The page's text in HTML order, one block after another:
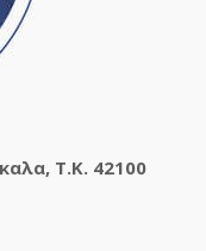
Τ.Κ. 42100